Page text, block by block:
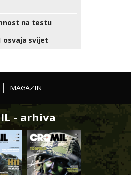
na testu
osvaja svijet
MAGAZIN
- arhiva